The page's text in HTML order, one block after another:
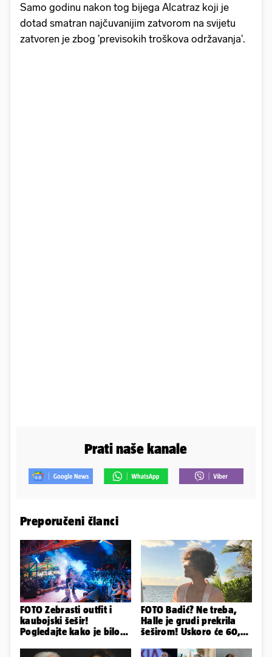
Samo godinu nakon tog bijega Alcatraz koji je
dotad smatran najčuvanijim zatvorom na svijetu
zatvoren je zbog 'previsokih troškova održavanja'.
Prati naše kanale
Preporučeni članci
FOTO Zebrasti outfit i
kaubojski šešir!
Pogledajte kako je bilo
Vodicama
FOTO Badić? Ne treba,
Halle je grudi prekrila
šeširom! Uskoro će 60,